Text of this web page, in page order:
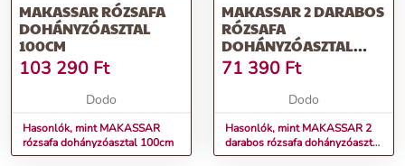
MAKASSAR RÓZSAFA
DOHÁNYZÓASZTAL
100CM
103 290 Ft
Dodo
Hasonlók, mint MAKASSAR
rózsafa dohányzóasztal 100cm
MAKASSAR 2 DARABOS
RÓZSAFA
DOHÁNYZÓASZTAL
SZETT
71 390 Ft
Dodo
Hasonlók, mint MAKASSAR 2
darabos rózsafa dohányzóasztal
szett